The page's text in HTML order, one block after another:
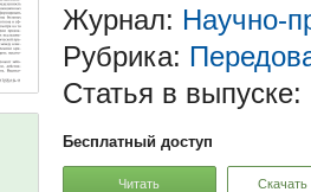
Журнал: Научно-
Рубрика:
Статья в выпуске:
Бесплатный доступ
Читать Скачать